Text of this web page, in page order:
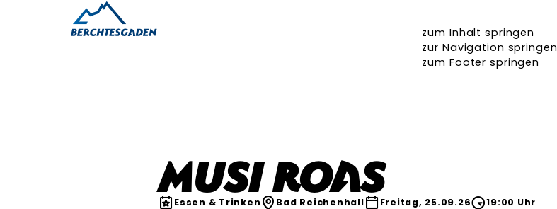
zum Inhalt springen
zur Navigation springen
zum Footer springen
Musi Roas
Essen & Trinken Bad Reichenhall Freitag, 25.09.26 19:00 Uhr